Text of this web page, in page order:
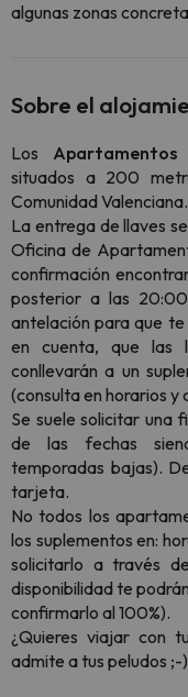
algunas zonas
Sobre el
Los
situados a 200
Comunidad Valenciana.
La entrega de llaves
Oficina de
confirmación
posterior a las
antelación para que te
en cuenta, que las
conllevarán a un
(consulta en horarios y
Se suele solicitar una
de las fechas
temporadas bajas).
tarjeta.
No todos los
los suplementos en:
solicitarlo a través
disponibilidad te
confirmarlo al 100%).
¿Quieres viajar con
admite a tus peludos ;-)